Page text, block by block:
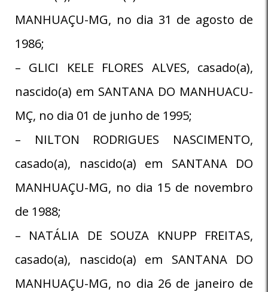
MANHUAÇU-MG, no dia 31 de agosto de
1986;
– GLICI KELE FLORES ALVES, casado(a),
nascido(a) em SANTANA DO MANHUACU-
MÇ, no dia 01 de junho de 1995;
– NILTON RODRIGUES NASCIMENTO,
casado(a), nascido(a) em SANTANA DO
MANHUAÇU-MG, no dia 15 de novembro
de 1988;
– NATÁLIA DE SOUZA KNUPP FREITAS,
casado(a), nascido(a) em SANTANA DO
MANHUAÇU-MG, no dia 26 de janeiro de